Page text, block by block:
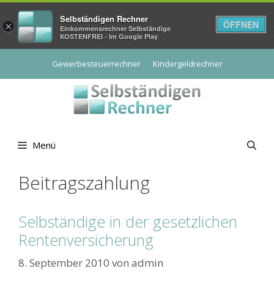
Gewerbesteuerrechner Kindergeldrechner
Menü
Beitragszahlung
Selbständige in der gesetzlichen
Rentenversicherung
8. September 2010 von admin
×
Selbständigen Rechner
Einkommensrechner Selbständige
KOSTENFREI - Im Google Play
ÖFFNEN